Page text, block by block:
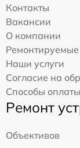
Контакты
Вакансии
О компании
Наши услуги
Согласие на
Способы оплаты
Ремонт
Объективов